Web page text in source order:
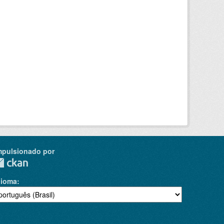
por